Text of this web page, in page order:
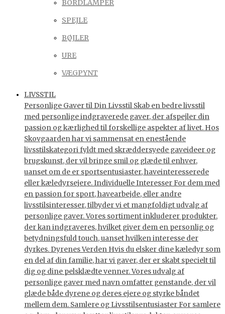
BORDLAMPER
SPEJLE
BØJLER
URE
VÆGPYNT
LIVSSTIL
Personlige Gaver til Din Livsstil Skab en bedre livsstil
med personlige indgraverede gaver, der afspejler din
passion og kærlighed til forskellige aspekter af livet. Hos
Skovgaarden har vi sammensat en enestående
livsstilskategori fyldt med skræddersyede gaveideer og
brugskunst, der vil bringe smil og glæde til enhver,
uanset om de er sportsentusiaster, haveinteresserede
eller kæledyrsejere. Individuelle Interesser For dem med
en passion for sport, havearbejde, eller andre
livsstilsinteresser, tilbyder vi et mangfoldigt udvalg af
personlige gaver. Vores sortiment inkluderer produkter,
der kan indgraveres, hvilket giver dem en personlig og
betydningsfuld touch, uanset hvilken interesse der
dyrkes. Dyrenes Verden Hvis du elsker dine kæledyr som
en del af din familie, har vi gaver, der er skabt specielt til
dig og dine pelsklædte venner. Vores udvalg af
personlige gaver med navn omfatter genstande, der vil
glæde både dyrene og deres ejere og styrke båndet
mellem dem. Samlere og Livsstilsentusiaster For samlere